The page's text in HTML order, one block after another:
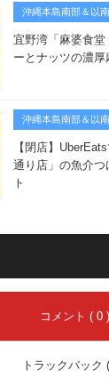
沖縄本島南部＆以南
宜野湾「麻婆食
ーとナッツの濃
沖縄本島南部＆以南
【閉店】
通り店」の魚介つ
ト
コメント ( 0 )
トラックバック